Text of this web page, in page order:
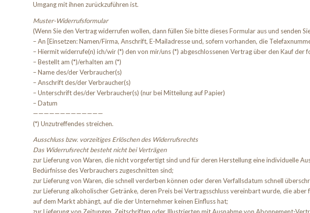
Umgang mit ihnen zurückzuführen ist.
Muster-Widerrufsformular
(Wenn Sie den Vertrag widerrufen wollen, dann füllen Sie bitte dieses Formular aus und senden
– An [Einsetzen: Namen/Firma, Anschrift, E-Mailadresse und, sofern vorhanden, die
– Hiermit widerrufe(n) ich/wir (*) den von mir/uns (*) abgeschlossenen Vertrag über den Kauf
– Bestellt am (*)/erhalten am (*)
– Name des/der Verbraucher(s)
– Anschrift des/der Verbraucher(s)
– Unterschrift des/der Verbraucher(s) (nur bei Mitteilung auf Papier)
– Datum
—————————————
(*) Unzutreffendes streichen.
Ausschluss bzw. vorzeitiges Erlöschen des Widerrufsrechts
Das Widerrufsrecht besteht nicht bei Verträgen
zur Lieferung von Waren, die nicht vorgefertigt sind und für deren Herstellung eine individuelle
Bedürfnisse des Verbrauchers zugeschnitten sind;
zur Lieferung von Waren, die schnell verderben können oder deren Verfallsdatum schnell
zur Lieferung alkoholischer Getränke, deren Preis bei Vertragsschluss vereinbart wurde, die
auf dem Markt abhängt, auf die der Unternehmer keinen Einfluss hat;
zur Lieferung von Zeitungen, Zeitschriften oder Illustrierten mit Ausnahme von Abonnement-